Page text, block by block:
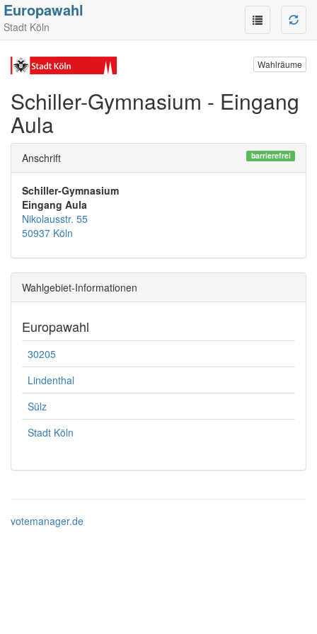
Europawahl
Stadt Köln
Wahlräume
Schiller-Gymnasium - Eingang
Aula
Anschrift barrierefrei
Schiller-Gymnasium
Eingang Aula
Nikolausstr. 55
50937 Köln
Wahlgebiet-Informationen
Europawahl
30205
Lindenthal
Sülz
Stadt Köln
votemanager.de